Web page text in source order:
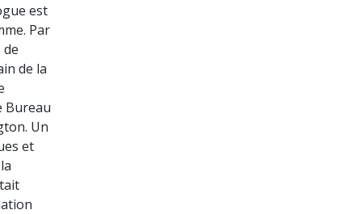
est
Par
de la
Bureau
Un
et